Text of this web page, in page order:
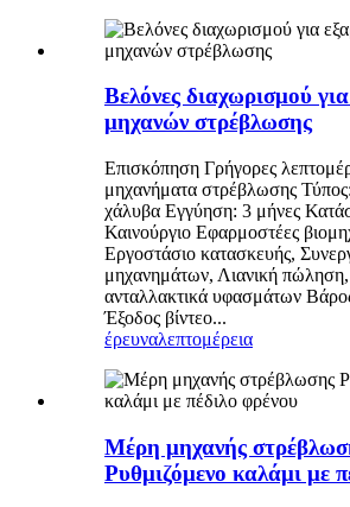
Βελόνες διαχωρισμού
μηχανών στρέβλωσης
Επισκόπηση Γρήγορες
μηχανήματα στρέβλωσης
χάλυβα Εγγύηση: 3 μήνες
Καινούργιο Εφαρμοστέες
Εργοστάσιο κατασκευής,
μηχανημάτων, Λιανική
ανταλλακτικά υφασμάτων
Έξοδος βίντεο...
έρευναλεπτομέρεια
Μέρη μηχανής
Ρυθμιζόμενο καλάμι με